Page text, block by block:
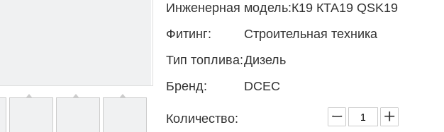
Инженерная модель:К19 КТА19 QSK19
Фитинг:
Строительная техника
Тип топлива:Дизель
Бренд:
DCEC
Количество: